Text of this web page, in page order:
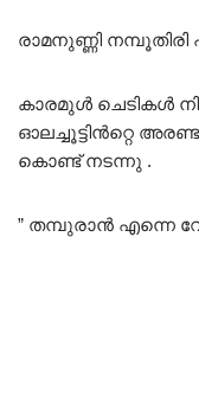
രാമനുണ്ണി
കാരമുൾ ചെടികൾ
ഓലച്ചൂട്ടിൻറ്റെ
കൊണ്ട് നടന്നു .
” തമ്പുരാൻ എന്നെ